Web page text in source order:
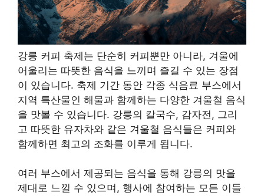
강릉 커피 축제는 단순히 커피뿐만 아니라, 겨울에
어울리는 따뜻한 음식을 느끼며 즐길 수 있는 장점
이 있습니다. 축제 기간 동안 각종 식음료 부스에서
지역 특산물인 해물과 함께하는 다양한 겨울철 음식
을 맛볼 수 있습니다. 강릉의 칼국수, 감자전, 그리
고 따뜻한 유자차와 같은 겨울철 음식들은 커피와
함께하면 최고의 조화를 이루게 됩니다.
여러 부스에서 제공되는 음식을 통해 강릉의 맛을
제대로 느낄 수 있으며, 행사에 참여하는 모든 이들